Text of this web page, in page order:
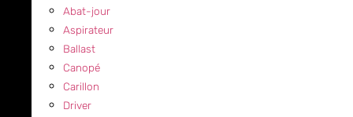
Abat-jour
Aspirateur
Ballast
Canopé
Carillon
Driver